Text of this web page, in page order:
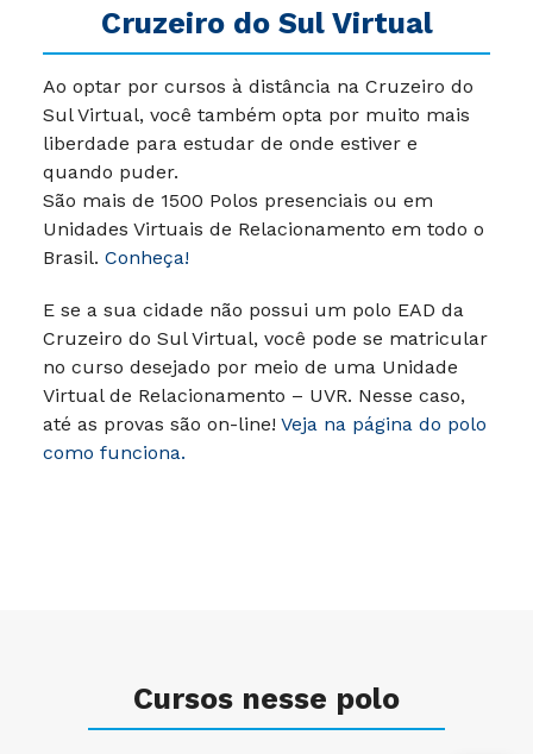
Cruzeiro do Sul Virtual
Ao optar por cursos à distância na Cruzeiro do
Sul Virtual, você também opta por muito mais
liberdade para estudar de onde estiver e
quando puder.
São mais de 1500 Polos presenciais ou em
Unidades Virtuais de Relacionamento em todo o
Brasil. Conheça!
E se a sua cidade não possui um polo EAD da
Cruzeiro do Sul Virtual, você pode se matricular
no curso desejado por meio de uma Unidade
Virtual de Relacionamento – UVR. Nesse caso,
até as provas são on-line! Veja na página do polo
como funciona.
Cursos nesse polo